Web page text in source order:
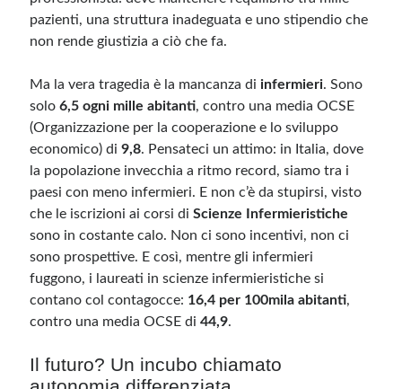
pazienti, una struttura inadeguata e uno stipendio che
non rende giustizia a ciò che fa.
Ma la vera tragedia è la mancanza diinfermieri. Sono
solo6,5 ogni mille abitanti, contro una media OCSE
(Organizzazione per la cooperazione e lo sviluppo
economico) di9,8. Pensateci un attimo: in Italia, dove
la popolazione invecchia a ritmo record, siamo tra i
paesi con meno infermieri. E non c’è da stupirsi, visto
che le iscrizioni ai corsi diScienze Infermieristiche
sono in costante calo. Non ci sono incentivi, non ci
sono prospettive. E così, mentre gli infermieri
fuggono, i laureati in scienze infermieristiche si
contano col contagocce: 16,4 per 100mila abitanti,
contro una media OCSE di44,9.
Il futuro? Un incubo chiamato